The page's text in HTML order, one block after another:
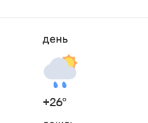
день
+26°